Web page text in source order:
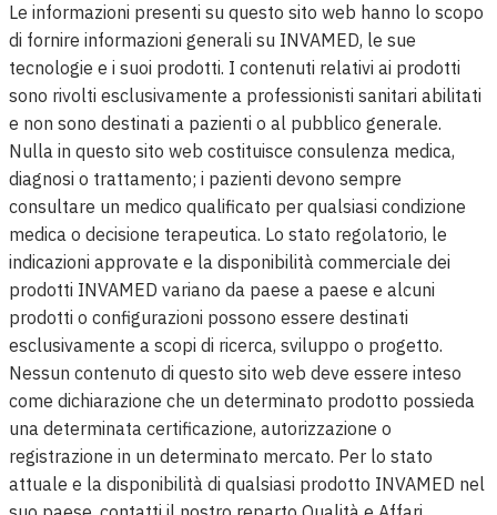
Le informazioni presenti su questo sito web hanno lo scopo
di fornire informazioni generali su INVAMED, le sue
tecnologie e i suoi prodotti. I contenuti relativi ai prodotti
sono rivolti esclusivamente a professionisti sanitari abilitati
e non sono destinati a pazienti o al pubblico generale.
Nulla in questo sito web costituisce consulenza medica,
diagnosi o trattamento; i pazienti devono sempre
consultare un medico qualificato per qualsiasi condizione
medica o decisione terapeutica. Lo stato regolatorio, le
indicazioni approvate e la disponibilità commerciale dei
prodotti INVAMED variano da paese a paese e alcuni
prodotti o configurazioni possono essere destinati
esclusivamente a scopi di ricerca, sviluppo o progetto.
Nessun contenuto di questo sito web deve essere inteso
come dichiarazione che un determinato prodotto possieda
una determinata certificazione, autorizzazione o
registrazione in un determinato mercato. Per lo stato
attuale e la disponibilità di qualsiasi prodotto INVAMED nel